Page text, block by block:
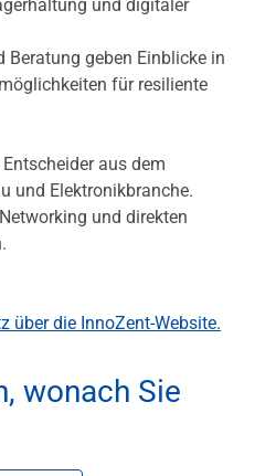
und digitaler
Beratung geben Einblicke in
für resiliente
aus dem
und Elektronikbranche.
und direkten
über die InnoZent-Website.
wonach Sie